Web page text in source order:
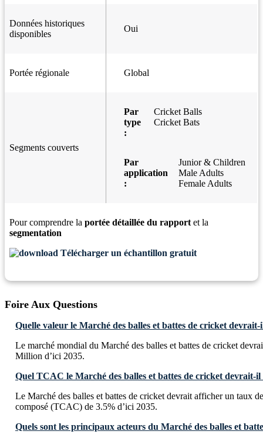
Données historiques
disponibles
Oui
Portée régionale Global
Segments couverts
Par
type
:
Cricket Balls
Cricket Bats
Par
application
:
Junior & Children
Male Adults
Female Adults
Pour comprendre la portée détaillée du rapport et la
segmentation
Télécharger un échantillon gratuit
Foire Aux Questions
Quelle valeur le Marché des balles et battes de cricket
Le marché mondial du Marché des balles et battes de cricket
Million d’ici 2035.
Quel TCAC le Marché des balles et battes de cricket devrait-il
Le Marché des balles et battes de cricket devrait afficher un taux
composé (TCAC) de 3.5% d’ici 2035.
Quels sont les principaux acteurs du Marché des balles et